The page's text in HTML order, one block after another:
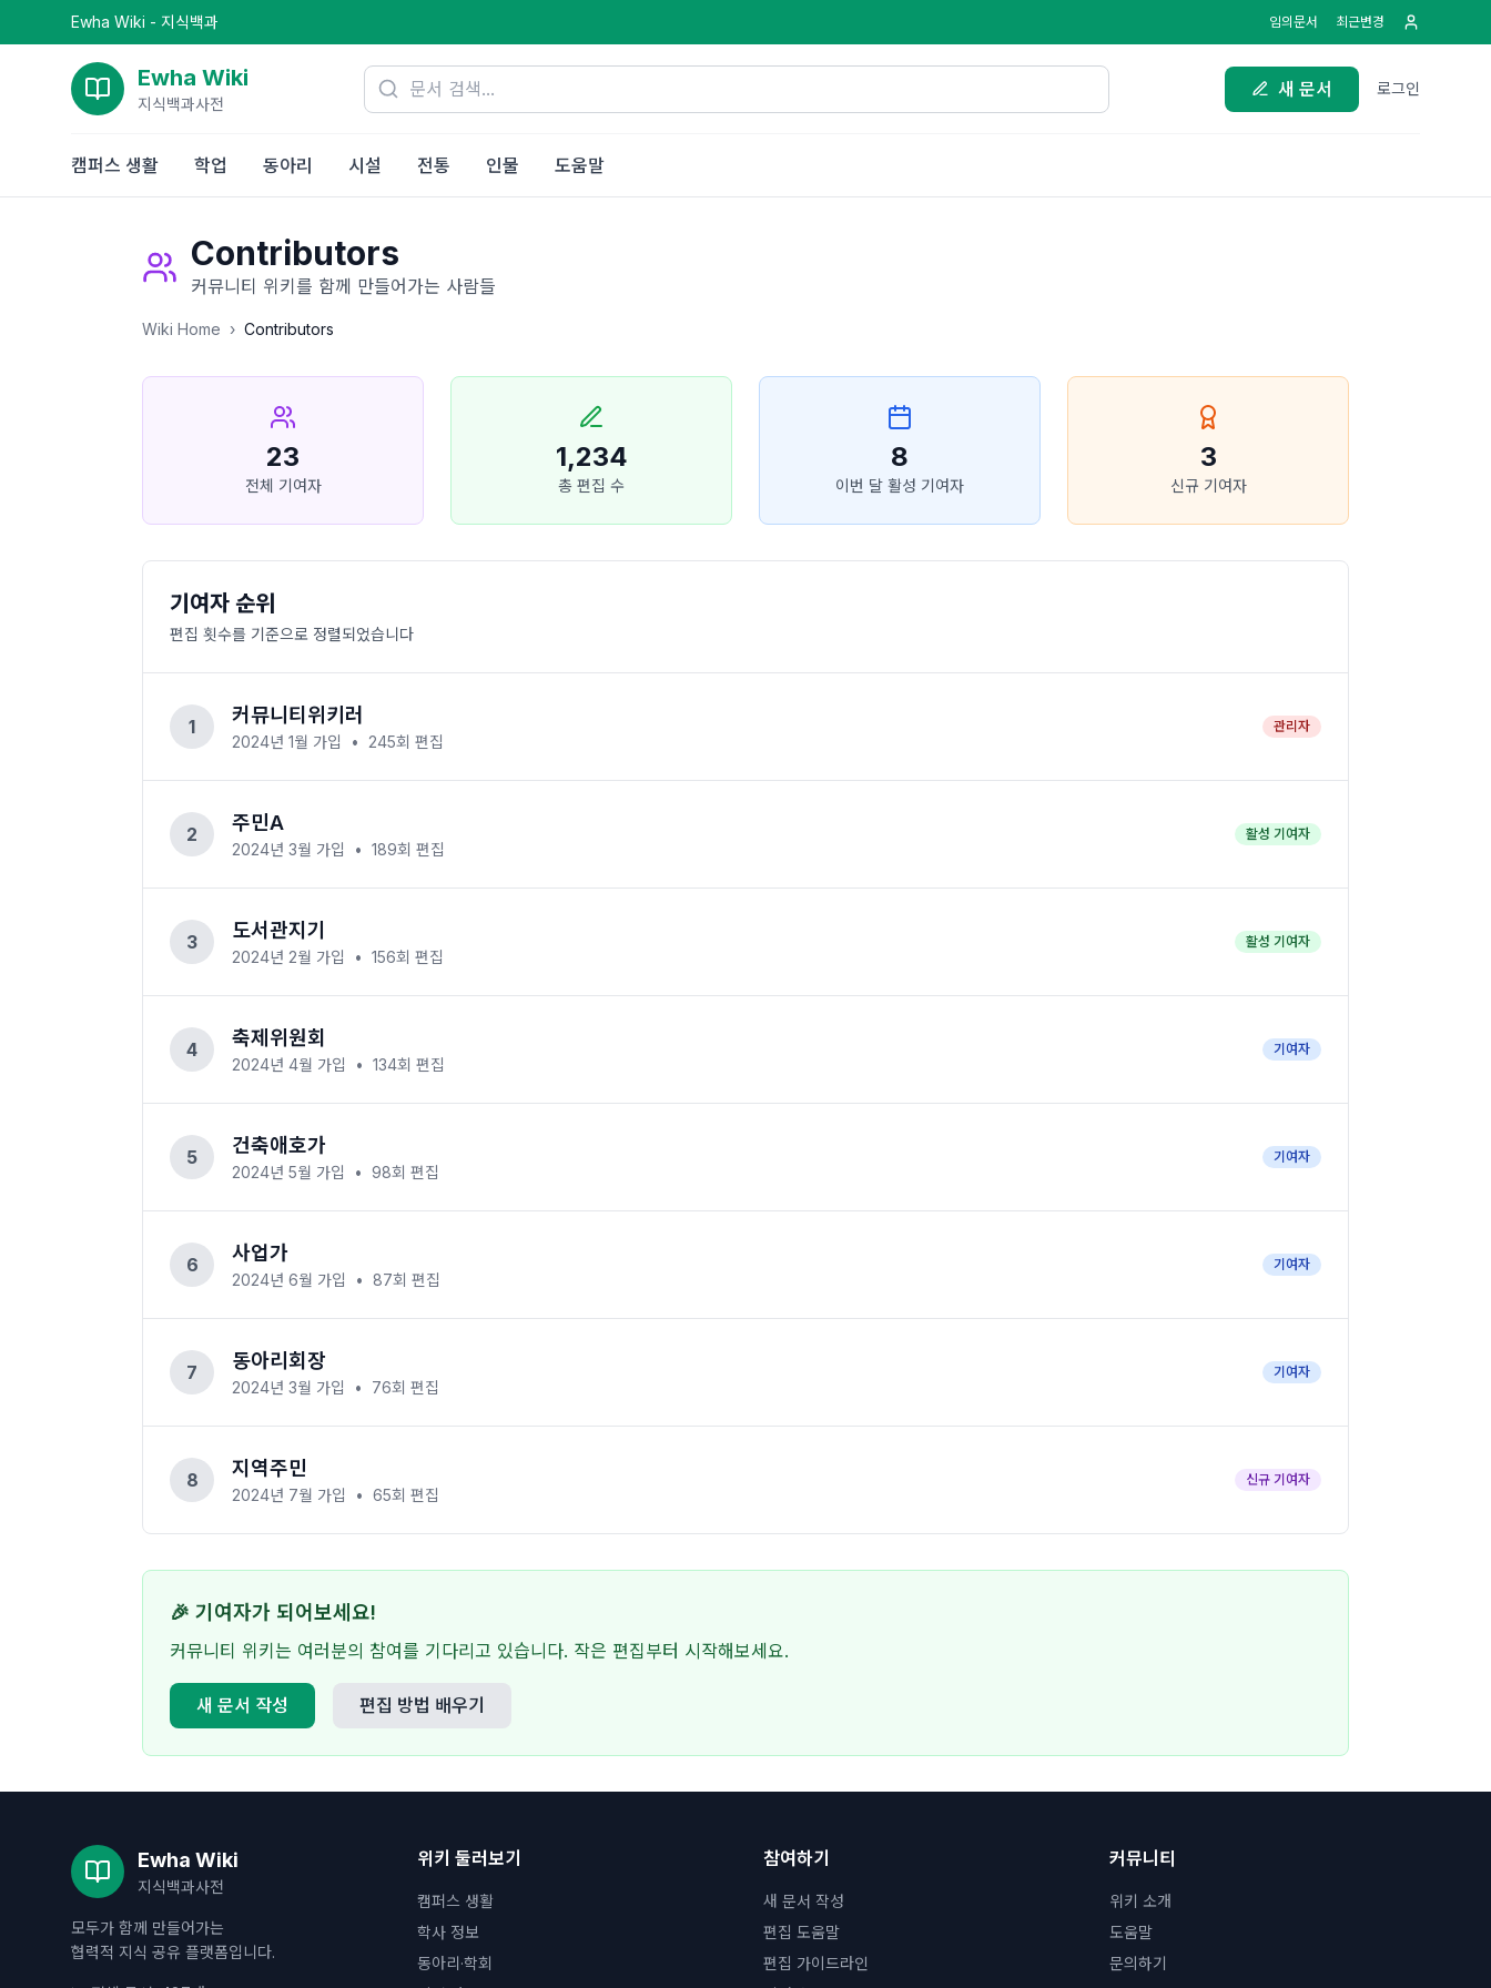
Ewha Wiki - 지식백과 임의문서 최근변경
Ewha Wiki
지식백과사전
새 문서 로그인
캠퍼스 생활 학업 동아리 시설 전통 인물 도움말
Contributors
커뮤니티 위키를 함께 만들어가는 사람들
Wiki Home › Contributors
23
전체 기여자
1,234
총 편집 수
8
이번 달 활성 기여자
3
신규 기여자
기여자 순위
편집 횟수를 기준으로 정렬되었습니다
1 커뮤니티위키러
2024년 1월 가입 • 245회 편집
관리자
2 주민A
2024년 3월 가입 • 189회 편집
활성 기여자
3 도서관지기
2024년 2월 가입 • 156회 편집
활성 기여자
4 축제위원회
2024년 4월 가입 • 134회 편집
기여자
5 건축애호가
2024년 5월 가입 • 98회 편집
기여자
6 사업가
2024년 6월 가입 • 87회 편집
기여자
7 동아리회장
2024년 3월 가입 • 76회 편집
기여자
8 지역주민
2024년 7월 가입 • 65회 편집
신규 기여자
🎉 기여자가 되어보세요!
커뮤니티 위키는 여러분의 참여를 기다리고 있습니다. 작은 편집부터 시작해보세요.
새 문서 작성 편집 방법 배우기
Ewha Wiki
지식백과사전
모두가 함께 만들어가는
협력적 지식 공유 플랫폼입니다.
위키 둘러보기
캠퍼스 생활
학사 정보
동아리·학회
참여하기
새 문서 작성
편집 도움말
편집 가이드라인
커뮤니티
위키 소개
도움말
문의하기